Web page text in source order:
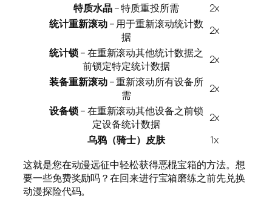
特质水晶– 特质重投所需
2x
统计重新滚动– 用于重新滚动统计数
据
2x
统计锁– 在重新滚动其他统计数据之
前锁定特定统计数据
2x
装备重新滚动– 重新滚动所有设备所
需
2x
设备锁– 在重新滚动其他设备之前锁
定设备统计数据
2x
乌鸦（骑士）皮肤
1x
这就是您在动漫远征中轻松获得恶棍宝箱的方法。想
要一些免费奖励吗？在回来进行宝箱磨练之前先兑换
动漫探险代码。